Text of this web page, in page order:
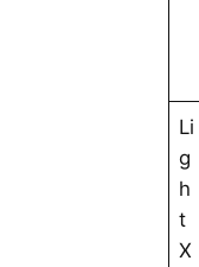
Li
g
h
t
X